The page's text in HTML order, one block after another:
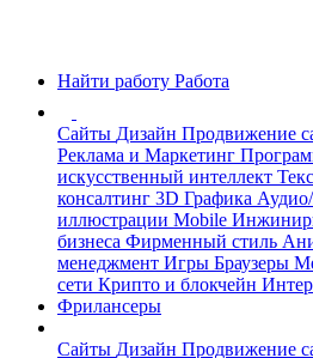
Найти работу Работа
Сайты Дизайн Продвижение
Реклама и Маркетинг
искусственный интеллект
консалтинг 3D Графика
иллюстрации Mobile
бизнеса Фирменный стиль
менеджмент Игры Браузеры
сети Крипто и блокчейн
Фрилансеры
Сайты Дизайн Продвижение